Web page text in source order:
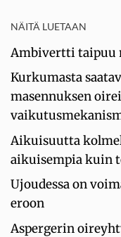
NÄITÄ LUETAAN
Ambivertti taipuu
Kurkumasta
masennuksen
Aikuisuutta
aikuisempia kuin
Ujoudessa on
eroon
Aspergerin